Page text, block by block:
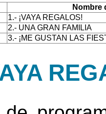
Nombre
1.- ¡VAYA REGALOS!
2.- UNA GRAN FAMILIA
3.- ¡ME GUSTAN LAS